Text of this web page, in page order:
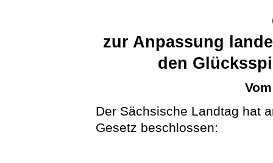
zur Anpassung
den
Der Sächsische Landtag hat
Gesetz beschlossen: